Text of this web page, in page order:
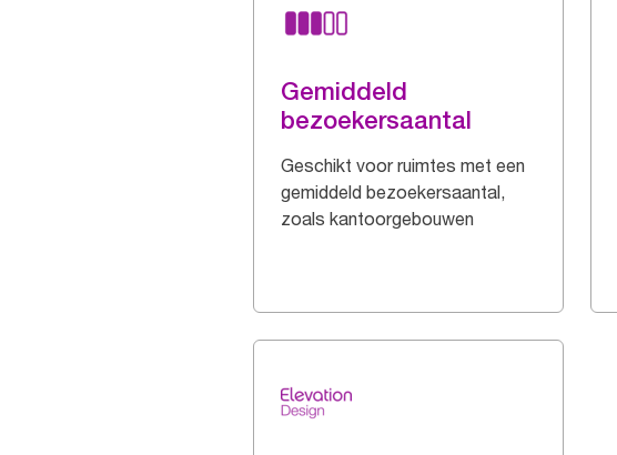
Gemiddeld
bezoekersaantal
Geschikt voor ruimtes met een
gemiddeld bezoekersaantal,
zoals kantoorgebouwen